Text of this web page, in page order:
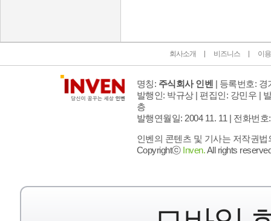
회사소개 비즈니스 이
명칭: 주식회사 인벤 | 등록번호: 경
발행인: 박규상 | 편집인: 강민우 |
층
발행연월일: 2004 11. 11 | 전화번호
인벤의 콘텐츠 및 기사는 저작권
Copyrightⓒ Inven.All rights